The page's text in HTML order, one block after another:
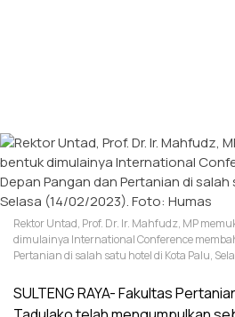
Rektor Untad, Prof. Dr. Ir. Mahfudz, MP
dimulainya International Conference
Pertanian di salah satu hotel di Kota Palu,
SULTENG RAYA- Fakultas